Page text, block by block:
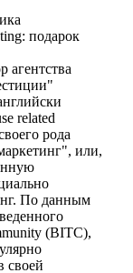
подарок
агентства
related
рода
или,
По данным
(BITC),
своей